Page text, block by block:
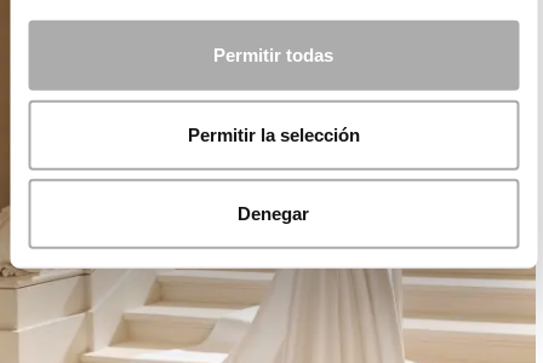
Permitir todas
Permitir la selección
Denegar